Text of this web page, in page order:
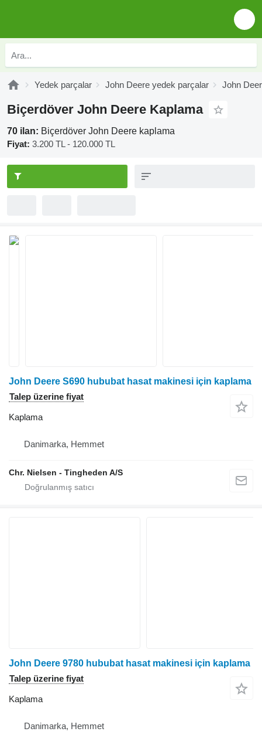
Yedek parçalar John Deere yedek parçalar John
Biçerdöver John Deere Kaplama
70 ilan: Biçerdöver John Deere kaplama
Fiyat: 3.200 TL - 120.000 TL
John Deere S690 hububat hasat makinesi için kaplama
Talep üzerine fiyat
Kaplama
Danimarka, Hemmet
Chr. Nielsen - Tingheden A/S
John Deere 9780 hububat hasat makinesi için kaplama
Talep üzerine fiyat
Kaplama
Danimarka, Hemmet